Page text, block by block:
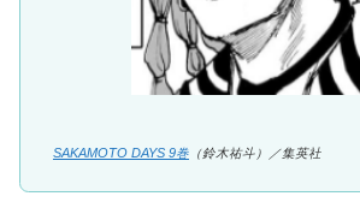
SAKAMOTO DAYS 9巻 （鈴木祐斗）／集英社